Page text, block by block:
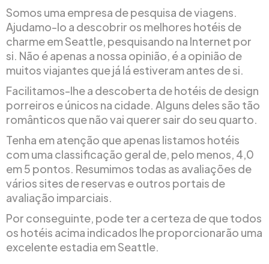
Somos uma empresa de pesquisa de viagens.
Ajudamo-lo a descobrir os melhores hotéis de
charme em Seattle, pesquisando na Internet por
si. Não é apenas a nossa opinião, é a opinião de
muitos viajantes que já lá estiveram antes de si.
Facilitamos-lhe a descoberta de hotéis de design
porreiros e únicos na cidade. Alguns deles são tão
românticos que não vai querer sair do seu quarto.
Tenha em atenção que apenas listamos hotéis
com uma classificação geral de, pelo menos, 4,0
em 5 pontos. Resumimos todas as avaliações de
vários sites de reservas e outros portais de
avaliação imparciais.
Por conseguinte, pode ter a certeza de que todos
os hotéis acima indicados lhe proporcionarão uma
excelente estadia em Seattle.